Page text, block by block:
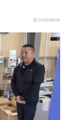
2026/08/06